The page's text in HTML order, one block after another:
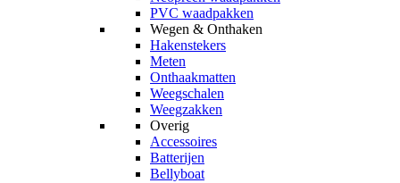
PVC waadpakken
Wegen & Onthaken
Hakenstekers
Meten
Onthaakmatten
Weegschalen
Weegzakken
Overig
Accessoires
Batterijen
Bellyboat